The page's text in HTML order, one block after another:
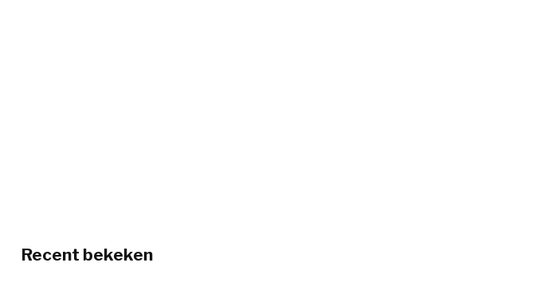
Recent bekeken